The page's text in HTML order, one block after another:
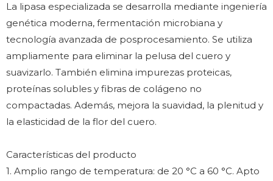
La lipasa especializada se desarrolla mediante ingeniería
genética moderna, fermentación microbiana y
tecnología avanzada de posprocesamiento. Se utiliza
ampliamente para eliminar la pelusa del cuero y
suavizarlo. También elimina impurezas proteicas,
proteínas solubles y fibras de colágeno no
compactadas. Además, mejora la suavidad, la plenitud y
la elasticidad de la flor del cuero.
Características del producto
1. Amplio rango de temperatura: de 20 °C a 60 °C. Apto